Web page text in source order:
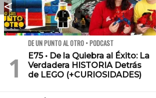
DE UN PUNTO AL OTRO • PODCAST
E75 • De la Quiebra al Éxito: La
Verdadera HISTORIA Detrás
de LEGO (+CURIOSIDADES)